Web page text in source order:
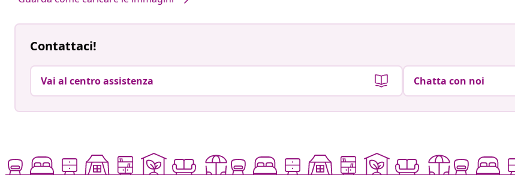
Contattaci!
Vai al centro assistenza Chatta con noi